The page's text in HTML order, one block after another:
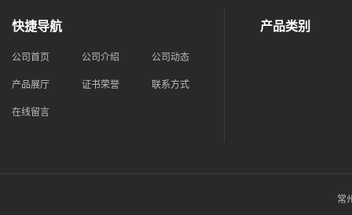
快捷导航
公司首页 公司介绍 公司动态
产品展厅 证书荣誉 联系方式
在线留言
产品类别
常